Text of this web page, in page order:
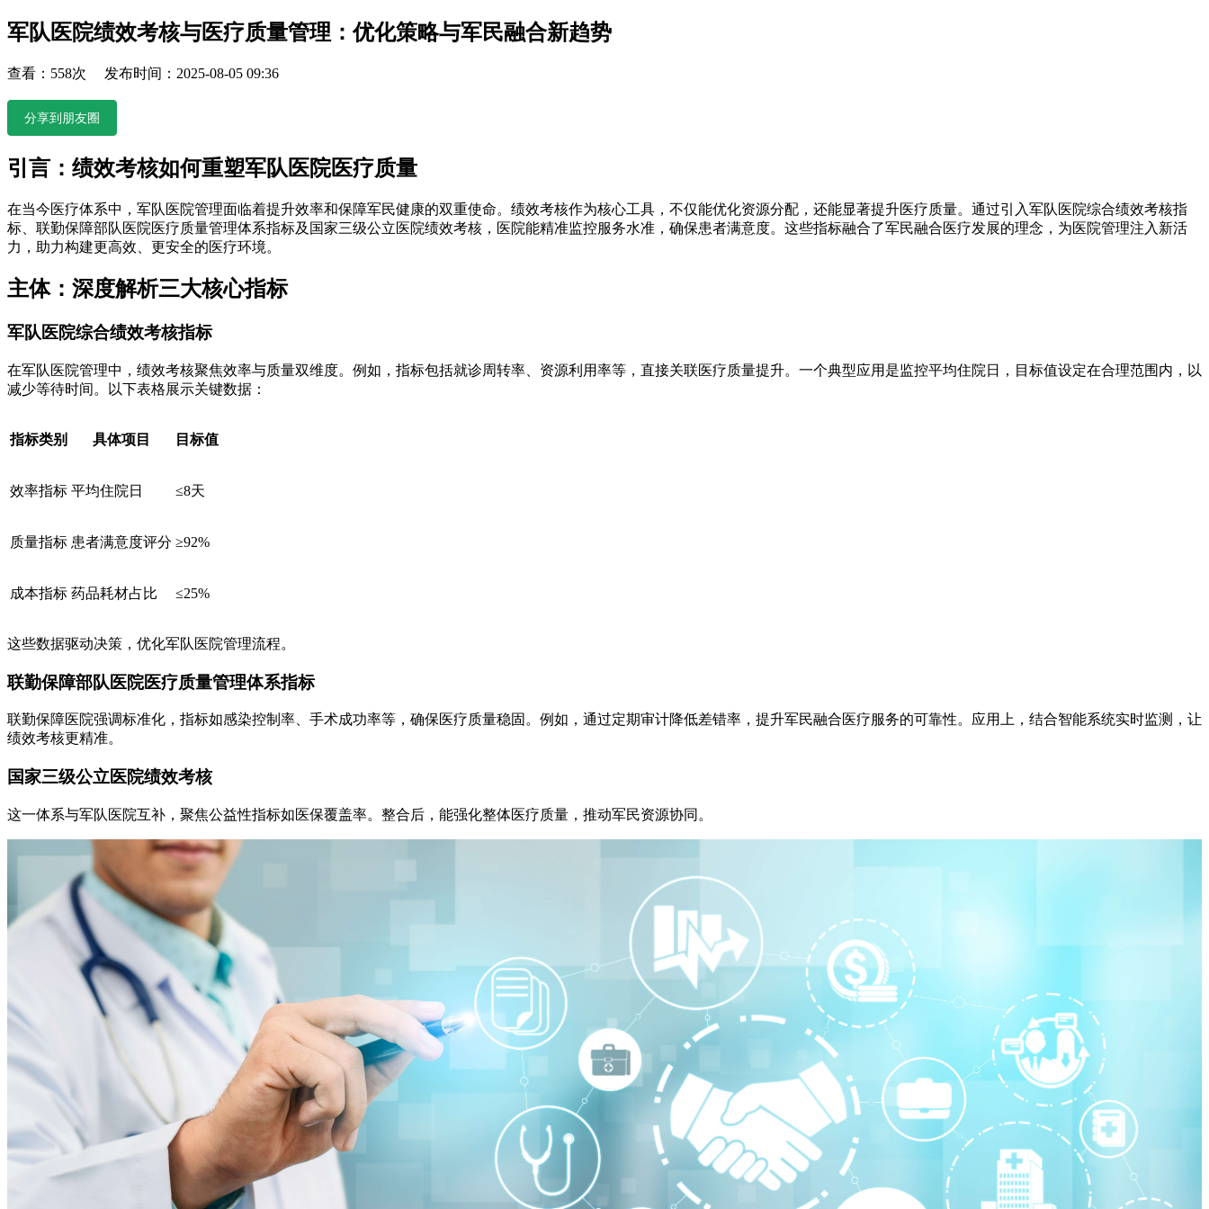
军队医院绩效考核与医疗质量管理：优化策略与军民融合新趋势
查看：558次 发布时间：2025-08-05 09:36
分享到朋友圈
引言：绩效考核如何重塑军队医院医疗质量
在当今医疗体系中，军队医院管理面临着提升效率和保障军民健康的双重使命。绩效考核作为核心工具，不仅能优化资源分配，还能显著提升医疗质量。通过引入军队医院综合绩效考核指
标、联勤保障部队医院医疗质量管理体系指标及国家三级公立医院绩效考核，医院能精准监控服务水准，确保患者满意度。这些指标融合了军民融合医疗发展的理念，为医院管理注入新活
力，助力构建更高效、更安全的医疗环境。
主体：深度解析三大核心指标
军队医院综合绩效考核指标
在军队医院管理中，绩效考核聚焦效率与质量双维度。例如，指标包括就诊周转率、资源利用率等，直接关联医疗质量提升。一个典型应用是监控平均住院日，目标值设定在合理范围内，以
减少等待时间。以下表格展示关键数据：
指标类别 具体项目 目标值
效率指标 平均住院日 ≤8天
质量指标 患者满意度评分 ≥92%
成本指标 药品耗材占比 ≤25%
这些数据驱动决策，优化军队医院管理流程。
联勤保障部队医院医疗质量管理体系指标
联勤保障医院强调标准化，指标如感染控制率、手术成功率等，确保医疗质量稳固。例如，通过定期审计降低差错率，提升军民融合医疗服务的可靠性。应用上，结合智能系统实时监测，让
绩效考核更精准。
国家三级公立医院绩效考核
这一体系与军队医院互补，聚焦公益性指标如医保覆盖率。整合后，能强化整体医疗质量，推动军民资源协同。